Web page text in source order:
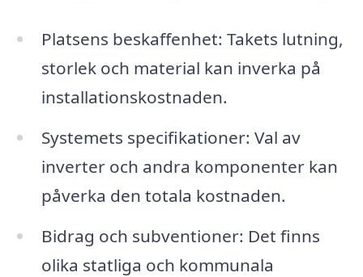
Platsens beskaffenhet: Takets lutning,
storlek och material kan inverka på
installationskostnaden.
Systemets specifikationer: Val av
inverter och andra komponenter kan
påverka den totala kostnaden.
Bidrag och subventioner: Det finns
olika statliga och kommunala